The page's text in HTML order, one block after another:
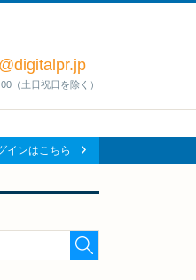
（土日祝日を除く）
インはこちら